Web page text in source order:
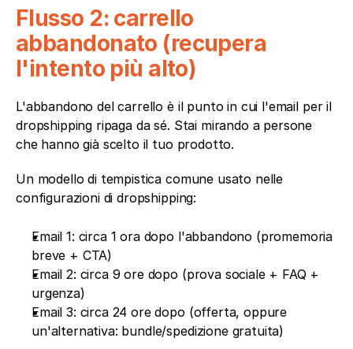
Flusso 2: carrello
abbandonato (recupera
l'intento più alto)
L'abbandono del carrello è il punto in cui l'email per il
dropshipping ripaga da sé. Stai mirando a persone
che hanno già scelto il tuo prodotto.
Un modello di tempistica comune usato nelle
configurazioni di dropshipping:
Email 1: circa 1 ora dopo l'abbandono (promemoria
breve + CTA)
Email 2: circa 9 ore dopo (prova sociale + FAQ +
urgenza)
Email 3: circa 24 ore dopo (offerta, oppure
un'alternativa: bundle/spedizione gratuita)